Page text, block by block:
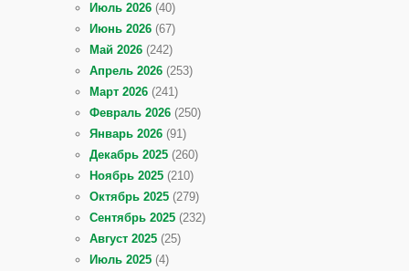
Июль 2026 (40)
Июнь 2026 (67)
Май 2026 (242)
Апрель 2026 (253)
Март 2026 (241)
Февраль 2026 (250)
Январь 2026 (91)
Декабрь 2025 (260)
Ноябрь 2025 (210)
Октябрь 2025 (279)
Сентябрь 2025 (232)
Август 2025 (25)
Июль 2025 (4)